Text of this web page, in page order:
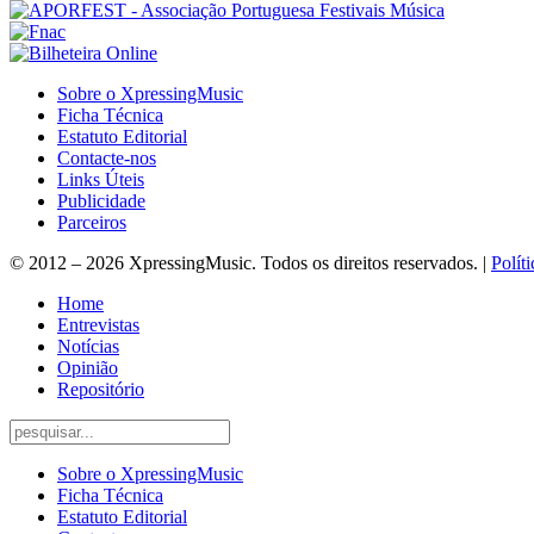
Sobre o XpressingMusic
Ficha Técnica
Estatuto Editorial
Contacte-nos
Links Úteis
Publicidade
Parceiros
© 2012 – 2026 XpressingMusic. Todos os direitos reservados. |
Home
Entrevistas
Notícias
Opinião
Repositório
Sobre o XpressingMusic
Ficha Técnica
Estatuto Editorial